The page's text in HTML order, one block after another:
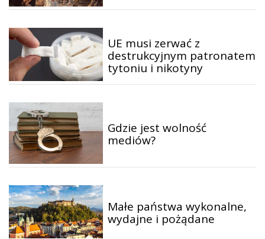
UE musi zerwać z
destrukcyjnym patronatem
tytoniu i nikotyny
Gdzie jest wolność
mediów?
Małe państwa wykonalne,
wydajne i pożądane